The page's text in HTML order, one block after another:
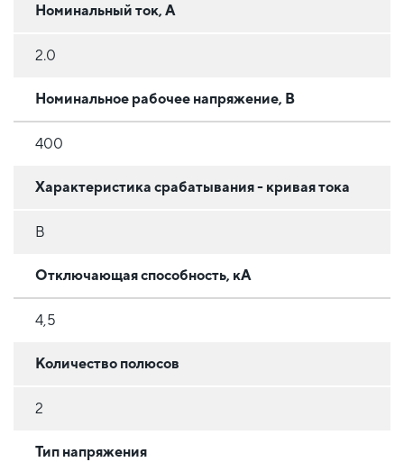
Номинальный ток, А
2.0
Номинальное рабочее напряжение, В
400
Характеристика срабатывания - кривая тока
B
Отключающая способность, кА
4,5
Количество полюсов
2
Тип напряжения